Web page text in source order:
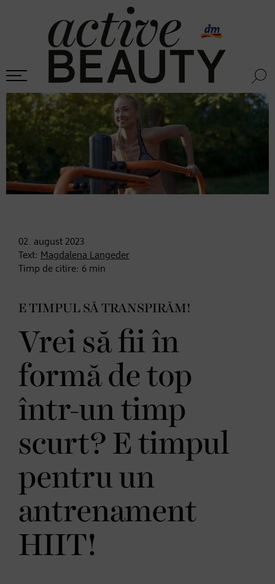
02. august 2023
Text: Magdalena Langeder
Timp de citire: 6 min
E TIMPUL SĂ TRANSPIRĂM!
Vrei să fii în
formă de top
într-un timp
scurt? E timpul
pentru un
antrenament
HIIT!